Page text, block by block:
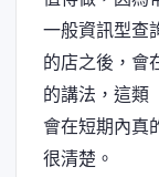
一般資訊型查
的店之後，會
的講法，這類
會在短期內真
很清楚。